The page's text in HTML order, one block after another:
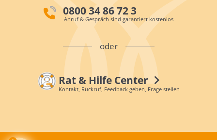
0800 34 86 72 3
Anruf & Gespräch sind garantiert kostenlos
oder
Rat & Hilfe Center
Kontakt, Rückruf, Feedback geben, Frage stellen